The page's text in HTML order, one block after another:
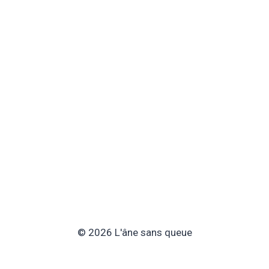
© 2026 L'âne sans queue